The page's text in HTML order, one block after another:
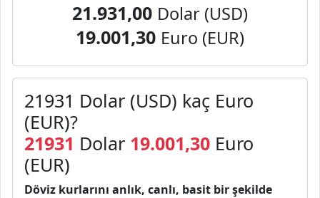
21.931,00 Dolar (USD)
19.001,30 Euro (EUR)
21931 Dolar (USD) kaç Euro
(EUR)?
21931 Dolar 19.001,30 Euro
(EUR)
Döviz kurlarını anlık, canlı, basit bir şekilde